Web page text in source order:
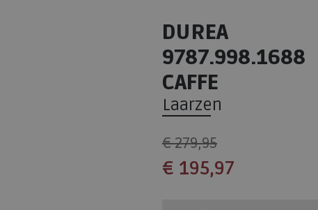
DUREA
9787.998.1688
CAFFE
Laarzen
€ 279,95
€ 195,97